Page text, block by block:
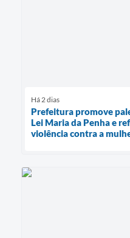
Há 2 dias
Prefeitura promove
Lei Maria da Penha e
violência contra a